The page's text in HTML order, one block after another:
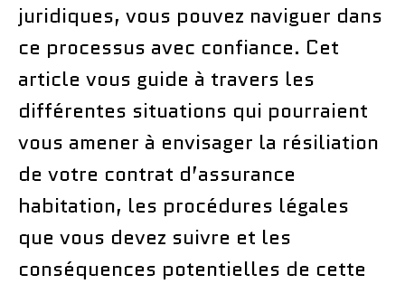
juridiques, vous pouvez naviguer dans
ce processus avec confiance. Cet
article vous guide à travers les
différentes situations qui pourraient
vous amener à envisager la résiliation
de votre contrat d’assurance
habitation, les procédures légales
que vous devez suivre et les
conséquences potentielles de cette